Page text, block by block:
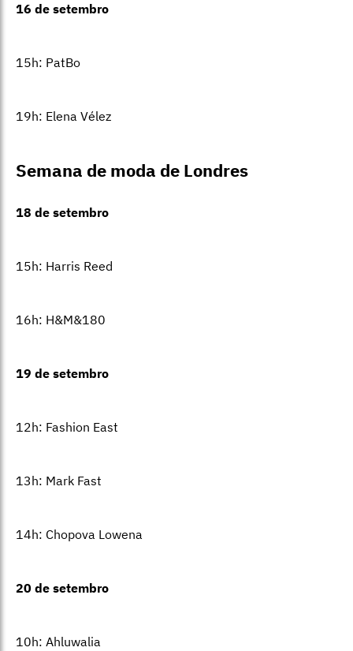
16 de setembro
15h: PatBo
19h: Elena Vélez
Semana de moda de Londres
18 de setembro
15h: Harris Reed
16h: H&M&180
19 de setembro
12h: Fashion East
13h: Mark Fast
14h: Chopova Lowena
20 de setembro
10h: Ahluwalia